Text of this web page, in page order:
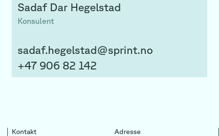
Sadaf Dar Hegelstad
Konsulent
sadaf.hegelstad@sprint.no
+47 906 82 142
Kontakt Adresse